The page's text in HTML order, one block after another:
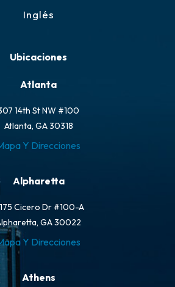
Inglés
Ubicaciones
Atlanta
14th St NW #100
Atlanta, GA 30318
Y Direcciones
Alpharetta
Cicero Dr #100-A
GA 30022
Y Direcciones
Athens